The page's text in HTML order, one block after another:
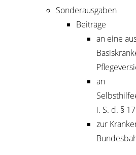
Sonderausgaben
Beiträge
an eine
an
i. S. d. §
zur